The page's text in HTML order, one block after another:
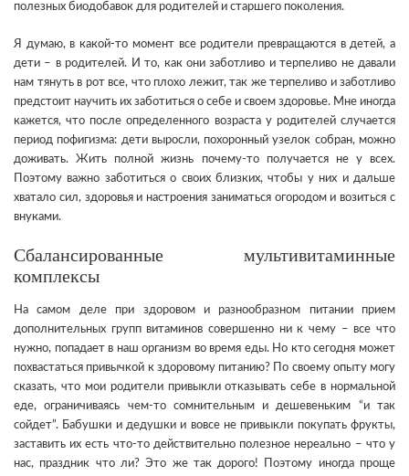
полезных биодобавок для родителей и старшего поколения.
Я думаю, в какой-то момент все родители превращаются в детей, а
дети – в родителей. И то, как они заботливо и терпеливо не давали
нам тянуть в рот все, что плохо лежит, так же терпеливо и заботливо
предстоит научить их заботиться о себе и своем здоровье. Мне иногда
кажется, что после определенного возраста у родителей случается
период пофигизма: дети выросли, похоронный узелок собран, можно
доживать. Жить полной жизнь почему-то получается не у всех.
Поэтому важно заботиться о своих близких, чтобы у них и дальше
хватало сил, здоровья и настроения заниматься огородом и возиться с
внуками.
Сбалансированные мультивитаминные
комплексы
На самом деле при здоровом и разнообразном питании прием
дополнительных групп витаминов совершенно ни к чему – все что
нужно, попадает в наш организм во время еды. Но кто сегодня может
похвастаться привычкой к здоровому питанию? По своему опыту могу
сказать, что мои родители привыкли отказывать себе в нормальной
еде, ограничиваясь чем-то сомнительным и дешевеньким “и так
сойдет”. Бабушки и дедушки и вовсе не привыкли покупать фрукты,
заставить их есть что-то действительно полезное нереально – что у
нас, праздник что ли? Это же так дорого! Поэтому иногда проще